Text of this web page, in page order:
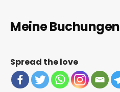
Meine Buchungen
Spread the love